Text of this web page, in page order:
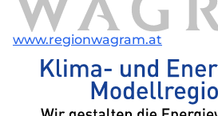
www.regionwagram.at